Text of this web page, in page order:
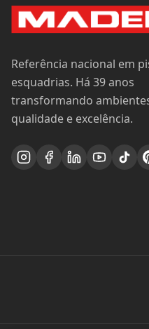
Referência nacional em
esquadrias. Há 39 anos
transformando
qualidade e excelência.